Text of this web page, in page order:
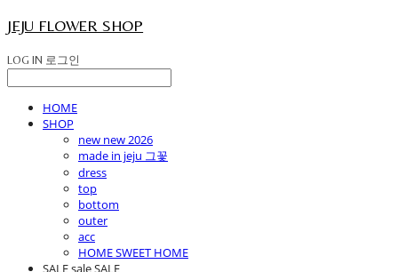
JEJU FLOWER SHOP
LOG IN 로그인
HOME
SHOP
new new 2026
made in jeju 그꽃
dress
top
bottom
outer
acc
HOME SWEET HOME
SALE sale SALE